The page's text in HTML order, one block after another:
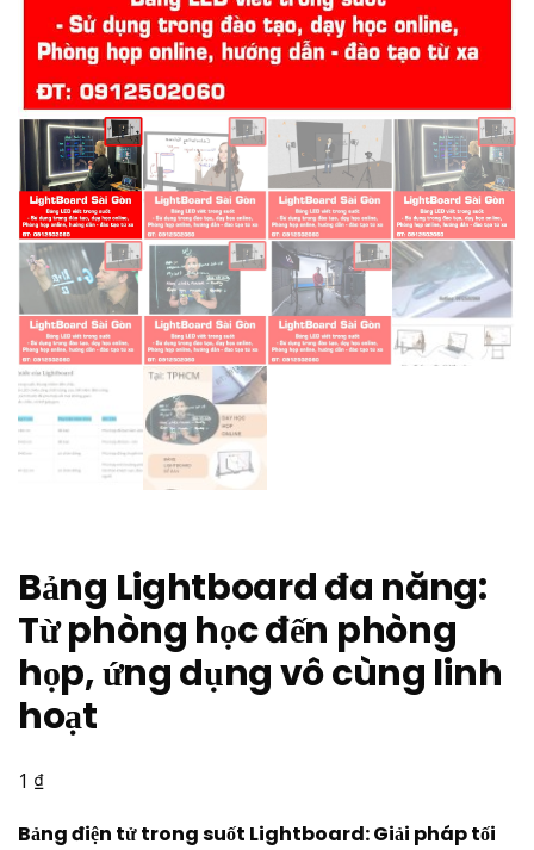
Bảng Lightboard đa năng:
Từ phòng học đến phòng
họp, ứng dụng vô cùng linh
hoạt
1 ₫
Bảng điện tử trong suốt Lightboard:Giải pháp tối